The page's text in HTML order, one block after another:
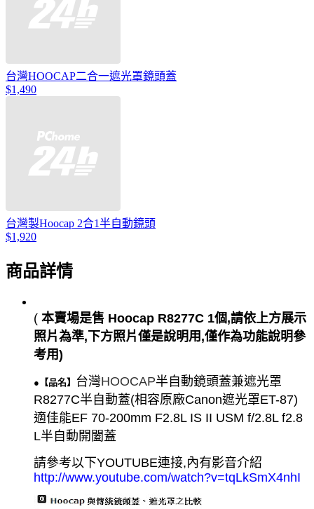
台灣HOOCAP二合一遮光罩鏡頭蓋
$1,490
台灣製Hoocap 2合1半自動鏡頭
$1,920
商品詳情
( 本賣場是售 Hoocap R8277C 1個,請依上方展示
照片為準,下方照片僅是說明用,僅作為功能說明參
考用)
●【品名】 台灣HOOCAP半自動鏡頭蓋兼遮光罩
R8277C半自動蓋(相容原廠Canon遮光罩ET-87)
適佳能EF 70-200mm F2.8L IS II USM f/2.8L f2.8
L半自動開闔蓋
請參考以下YOUTUBE連接,內有影音介紹
http://www.youtube.com/watch?v=tqLkSmX4nhI